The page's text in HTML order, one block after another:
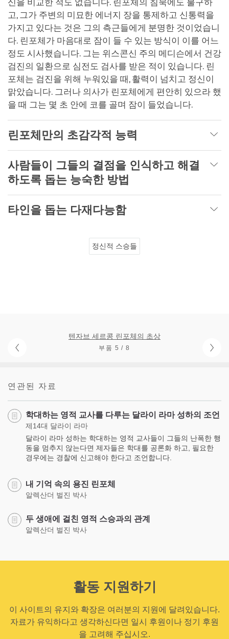
신을 비교한 적도 없습니다. 린포체의 침묵에도 불구하
고, 그가 주변의 미묘한 에너지 장을 통제하고 신통력을
가지고 있다는 것은 그의 측근들에게 분명한 것이었습니
다. 린포체가 마음대로 잠이 들 수 있는 방식이 이를 어느
정도 시사했습니다. 그는 위스콘신 주의 메디슨에서 건강
검진의 일환으로 심전도 검사를 받은 적이 있습니다. 린
포체는 검진을 위해 누워있을 때, 활력이 넘치고 정신이
맑았습니다. 그러나 의사가 린포체에게 편안히 있으라 했
을 때 그는 몇 초 안에 코를 골며 잠이 들었습니다.
린포체만의 초감각적 능력
사람들이 그들의 결점을 인식하고 해결
하도록 돕는 능숙한 방법
타인을 돕는 다재다능함
정신적 스승들
텐자브 세르콩 린포체의 초상
부품 5 / 8
연관된 자료
학대하는 영적 교사를 다루는 달라이 라마 성하의 조언
제14대 달라이 라마
달라이 라마 성하는 학대하는 영적 교사들이 그들의 난폭한 행
동을 멈추지 않는다면 제자들은 학대를 공론화 하고, 필요한
경우에는 경찰에 신고해야 한다고 조언합니다.
내 기억 속의 용진 린포체
알렉산더 벌진 박사
두 생애에 걸친 영적 스승과의 관계
알렉산더 벌진 박사
활동 지원하기
이 사이트의 유지와 확장은 여러분의 지원에 달려있습니다.
자료가 유익하다고 생각하신다면 일시 후원이나 정기 후원
을 고려해 주십시오.